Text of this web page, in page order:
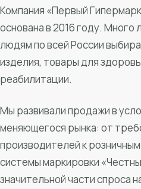
Компания «Первый
основана в 2016 году. Много
людям по всей России
изделия, товары для
реабилитации.
Мы развивали продажи в
меняющегося рынка: от
производителей к
системы маркировки
значительной части спроса